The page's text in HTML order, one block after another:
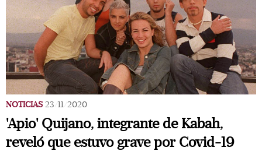
NOTICIAS 23/11/2020
'Apio' Quijano, integrante de Kabah,
reveló que estuvo grave por Covid-19